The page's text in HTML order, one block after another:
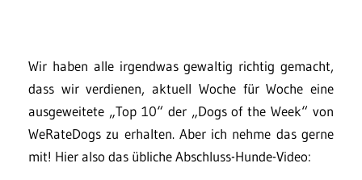
Wir haben alle irgendwas gewaltig richtig gemacht,
dass wir verdienen, aktuell Woche für Woche eine
ausgeweitete „Top 10“ der „Dogs of the Week“ von
WeRateDogs zu erhalten. Aber ich nehme das gerne
mit! Hier also das übliche Abschluss-Hunde-Video: